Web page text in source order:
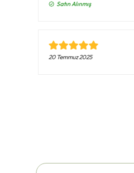
Satın Alınmış
20 Temmuz 2025